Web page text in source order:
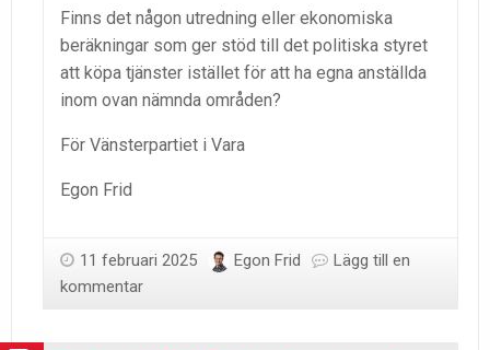
Finns det någon utredning eller ekonomiska
beräkningar som ger stöd till det politiska styret
att köpa tjänster istället för att ha egna anställda
inom ovan nämnda områden?
För Vänsterpartiet i Vara
Egon Frid
11 februari 2025 Egon Frid
Lägg till en
kommentar